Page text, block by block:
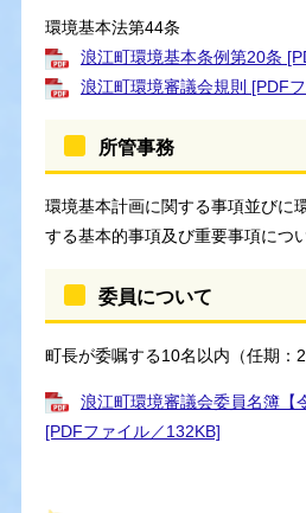
環境基本法第44条
浪江町環境基本条例第20条
浪江町環境審議会規則 [PDF
所管事務
環境基本計画に関する事項並びに
する基本的事項及び重要事項につ
委員について
町長が委嘱する10名以内（任期：2
浪江町環境審議会委員名簿【
[PDFファイル／132KB]